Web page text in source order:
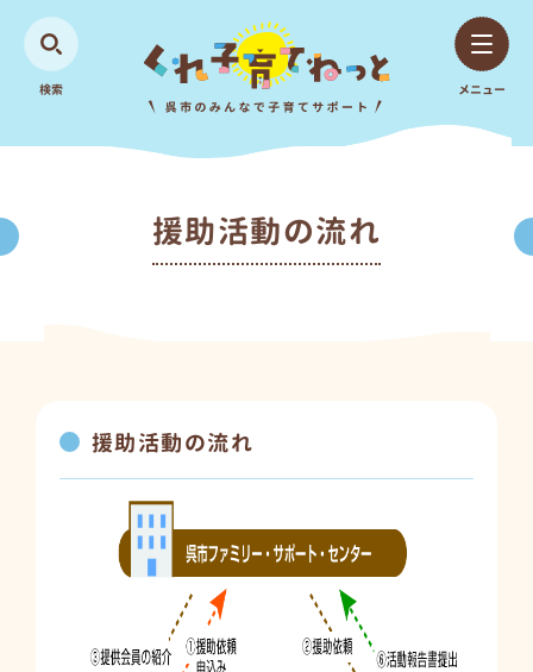
検索 メニュー
援助活動の流れ
援助活動の流れ